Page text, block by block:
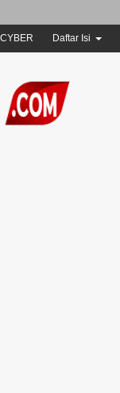
Daftar Isi